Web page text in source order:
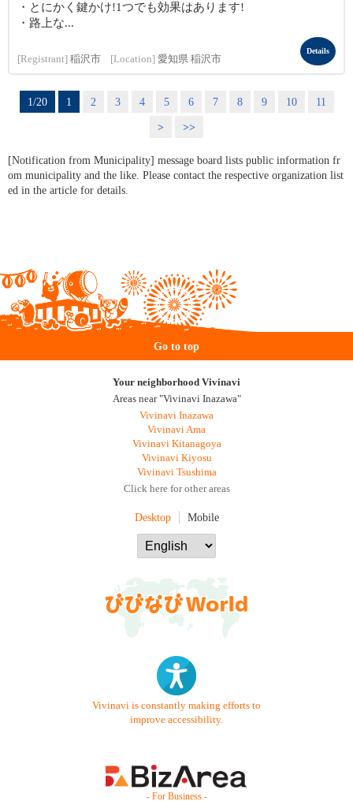
・とにかく鍵かけ!1つでも効果はあります!
・路上な...
[Registrant] 稲沢市 [Location] 愛知県 稲沢市
Details
1/20 1 2 3 4 5 6 7 8 9 10
11
>
>>
[Notification from Municipality] message board lists public information fr
om municipality and the like. Please contact the respective organization list
ed in the article for details.
Go to top
Your neighborhood Vivinavi
Areas near "Vivinavi Inazawa"
Vivinavi Inazawa
Vivinavi Ama
Vivinavi Kitanagoya
Vivinavi Kiyosu
Vivinavi Tsushima
Click here for other areas
Desktop Mobile
Vivinavi is constantly making efforts to
improve accessibility.
- For Business -